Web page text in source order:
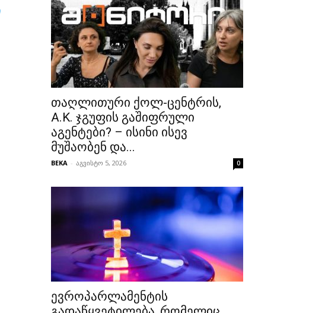
თაღლითური ქოლ-ცენტრის,
A.K. ჯგუფის გაშიფრული
აგენტები? – ისინი ისევ
მუშაობენ და...
BEKA - აგვისტო 5, 2026 0
ევროპარლამენტის